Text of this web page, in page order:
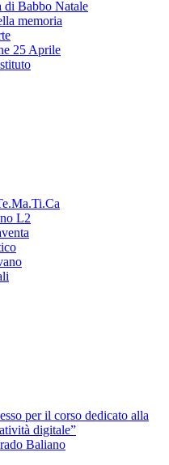
di Babbo Natale
memoria
25 Aprile
L2
per il corso dedicato alla
digitale”
Baliano